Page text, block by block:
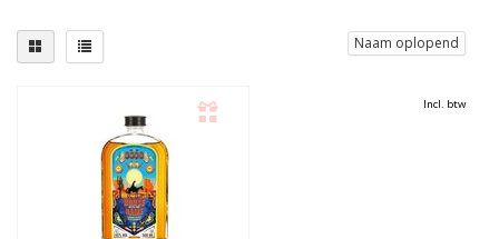
Naam oplopend
Incl. btw